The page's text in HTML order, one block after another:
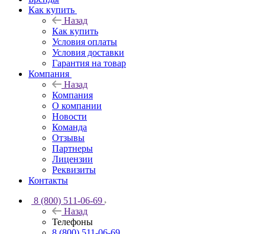
Как купить
Назад
Как купить
Условия оплаты
Условия доставки
Гарантия на товар
Компания
Назад
Компания
О компании
Новости
Команда
Отзывы
Партнеры
Лицензии
Реквизиты
Контакты
8 (800) 511-06-69
Назад
Телефоны